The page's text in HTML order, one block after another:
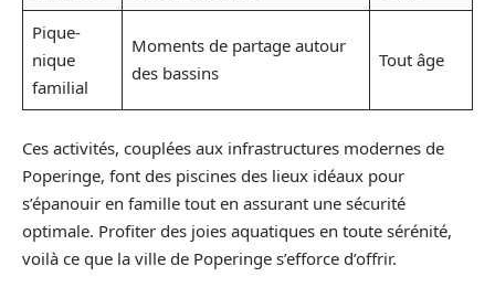
Pique-
nique
familial
Moments de partage autour
des bassins
Tout âge
Ces activités, couplées aux infrastructures modernes de
Poperinge, font des piscines des lieux idéaux pour
s’épanouir en famille tout en assurant une sécurité
optimale. Profiter des joies aquatiques en toute sérénité,
voilà ce que la ville de Poperinge s’efforce d’offrir.